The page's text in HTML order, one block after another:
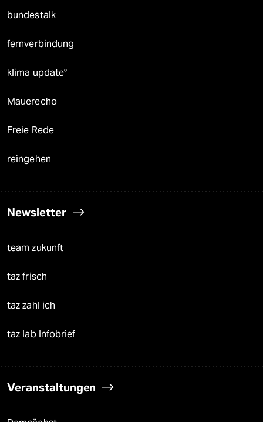
bundestalk
fernverbindung
klima update°
Mauerecho
Freie Rede
reingehen
Newsletter
team zukunft
taz frisch
taz zahl ich
taz lab Infobrief
Veranstaltungen